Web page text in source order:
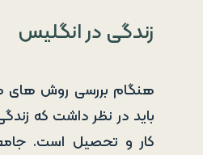
زندگی در انگلیس
هنگام بررسی روش های
باید در نظر داشت که
کار و تحصیل است.